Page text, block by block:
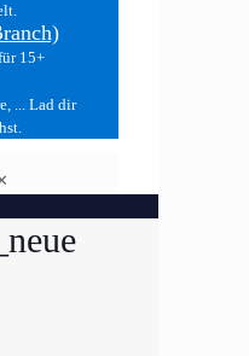
15+
... Lad dir